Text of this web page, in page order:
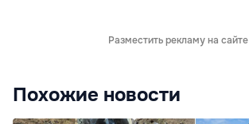
Разместить рекламу на сайте
Похожие новости